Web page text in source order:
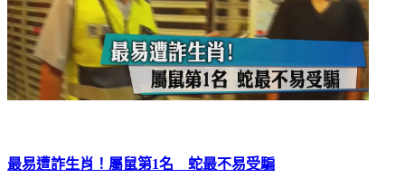
最易遭詐生肖！屬鼠第1名 蛇最不易受騙